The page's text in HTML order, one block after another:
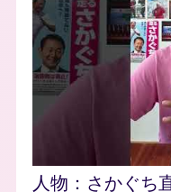
人物： さかぐち